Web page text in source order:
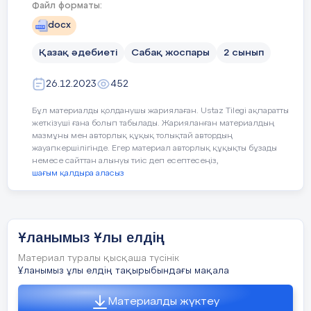
қоғамдық,танымдық,шығармашылық
қабілеттеріңізбен мектеп жүйесіндегі
тәрбиелік тәжірибені дамытуға ат
салысу сіздерге міндеттеледі. Соның
ұстаңыздар.
І жүргізуші:
Түзеліңдер ,Тік тұрыңдар! ҚР туы
шығарылсын.
Жас ұлан ұйымының туы шығарылсын.
(Музыка ойналады)
Ризамын деп осындай жастық шаққа,
Не жетер «Жас Ұлан» деген лайық атқа.
Келеміз егеменді ел төріне өрлеп,
Кері байланыс
3 минут
«Рефлексиялық шеңбер»
4- тапсырма. Автор өлеңдегі ойды
Дескриптор:
Сергіту сәті
2 минут
Сергіту сәті "Қызыл гүлім - ай"
Құндылықтар
Сабақтың барысы
кезеңі//
уақыты
Сабақ
тың басы
5 минут
Файл форматы:
docx
Қазақ әдебиеті Сабақ жоспары 2 сынып
26.12.2023 452
Бұл материалды қолданушы жариялаған. Ustaz Tilegi ақпаратты
жеткізуші ғана болып табылады. Жарияланған материалдың
мазмұны мен авторлық құқық толықтай автордың
жауапкершілігінде. Егер материал авторлық құқықты бұзады
немесе сайттан алынуы тиіс деп есептесеңіз,
шағым қалдыра аласыз
Ұланымыз Ұлы елдің
Материал туралы қысқаша түсінік
Ұланымыз ұлы елдің тақырыбындағы мақала
Материалды жүктеу